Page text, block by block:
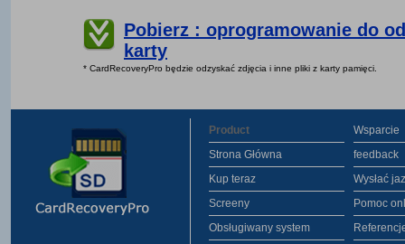
Pobierz : oprogramowanie do
karty
* CardRecoveryPro będzie odzyskać zdjęcia i inne pliki z karty pamięci.
Product
Strona Główna
Kup teraz
Screeny
Obsługiwany system
Wsparcie
feedback
Wysłać
Pomoc